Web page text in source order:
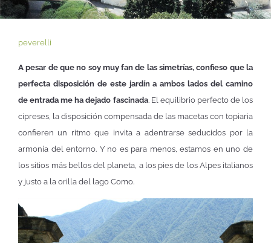
peverelli
A pesar de que no soy muy fan de las simetrías, confieso que la
perfecta disposición de este jardín a ambos lados del camino
de entrada me ha dejado fascinada. El equilibrio perfecto de los
cipreses, la disposición compensada de las macetas con topiaria
confieren un ritmo que invita a adentrarse seducidos por la
armonía del entorno. Y no es para menos, estamos en uno de
los sitios más bellos del planeta, a los pies de los Alpes italianos
y justo a la orilla del lago Como.